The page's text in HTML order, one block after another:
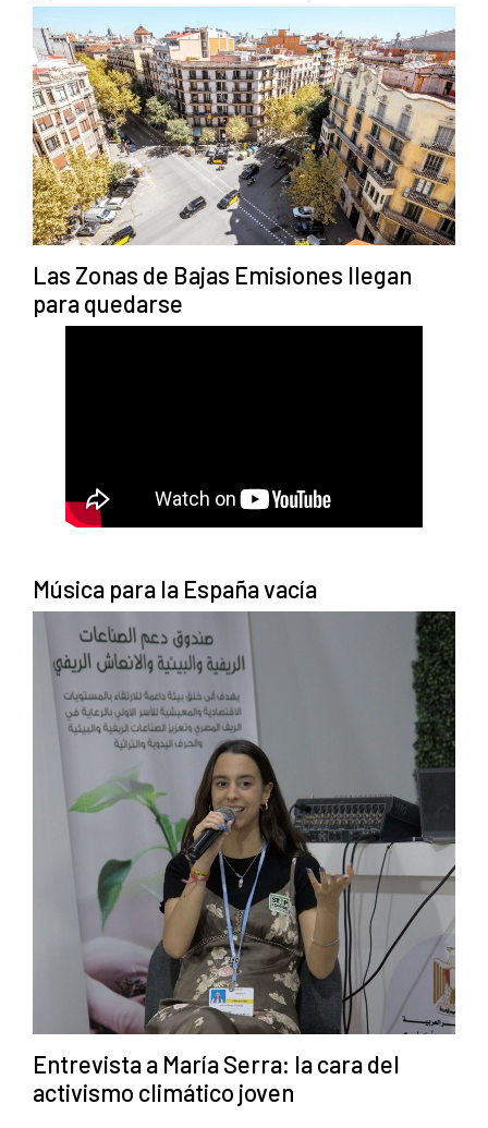
Las Zonas de Bajas Emisiones llegan
para quedarse
Música para la España vacía
Entrevista a María Serra: la cara del
activismo climático joven